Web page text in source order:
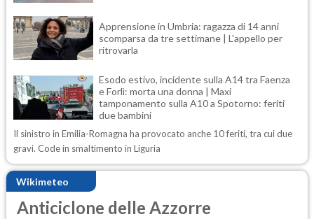
Apprensione in Umbria: ragazza di 14 anni
scomparsa da tre settimane | L'appello per
ritrovarla
Esodo estivo, incidente sulla A14 tra Faenza
e Forlì: morta una donna | Maxi
tamponamento sulla A10 a Spotorno: feriti
due bambini
Il sinistro in Emilia-Romagna ha provocato anche 10 feriti, tra cui due
gravi. Code in smaltimento in Liguria
Wikimeteo
Anticiclone delle Azzorre